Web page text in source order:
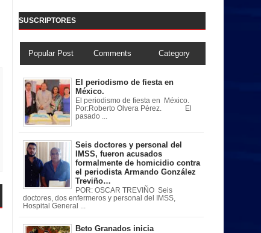
SUSCRIPTORES
Popular Post Comments Category
El periodismo de fiesta en
México.
El periodismo de fiesta en México.
Por:Roberto Olvera Pérez. El
pasado ...
Seis doctores y personal del
IMSS, fueron acusados
formalmente de homicidio contra
el periodista Armando González
Treviño…
POR: OSCAR TREVIÑO Seis
doctores, dos enfermeros y personal del IMSS,
Hospital General ...
Beto Granados inicia